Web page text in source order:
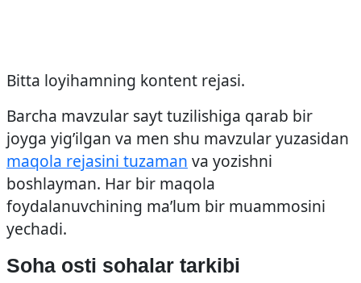
Bitta loyihamning kontent rejasi.
Barcha mavzular sayt tuzilishiga qarab bir
joyga yig’ilgan va men shu mavzular yuzasidan
maqola rejasini tuzaman va yozishni
boshlayman. Har bir maqola
foydalanuvchining ma’lum bir muammosini
yechadi.
Soha osti sohalar tarkibi